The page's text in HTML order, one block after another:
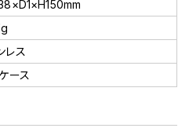
レス
ース